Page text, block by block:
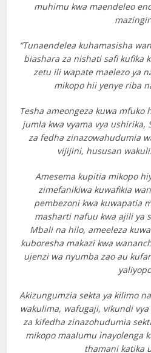
muhimu kwa maendeleo
“Tunaendelea kuhamasisha
biashara za nishati safi kufika
zetu ili wapate maelezo ya
mikopo hii yenye riba
Tesha ameongeza kuwa mfuko
jumla kwa vyama vya ushirika,
za fedha zinazowahudumia
vijijini, hususan
Amesema kupitia mikopo
zimefanikiwa kuwafikia
pembezoni kwa kuwapatia
masharti nafuu kwa ajili ya
Mbali na hilo, ameeleza
kuboresha makazi kwa
ujenzi wa nyumba zao au
Akizungumzia sekta ya kilimo
wakulima, wafugaji, vikundi
za kifedha zinazohudumia
mikopo maalumu inayolenga
thamani katika